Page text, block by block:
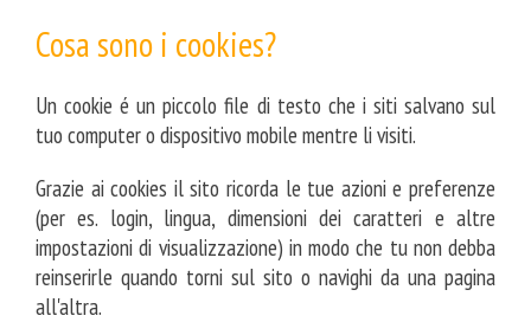
Cosa sono i cookies?
Un cookie é un piccolo file di testo che i siti salvano sul
tuo computer o dispositivo mobile mentre li visiti.
Grazie ai cookies il sito ricorda le tue azioni e preferenze
(per es. login, lingua, dimensioni dei caratteri e altre
impostazioni di visualizzazione) in modo che tu non debba
reinserirle quando torni sul sito o navighi da una pagina
all'altra.